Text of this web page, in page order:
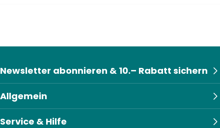
Allgemein
Service & Hilfe
Newsletter abonnieren & 10.– Rabatt sichern